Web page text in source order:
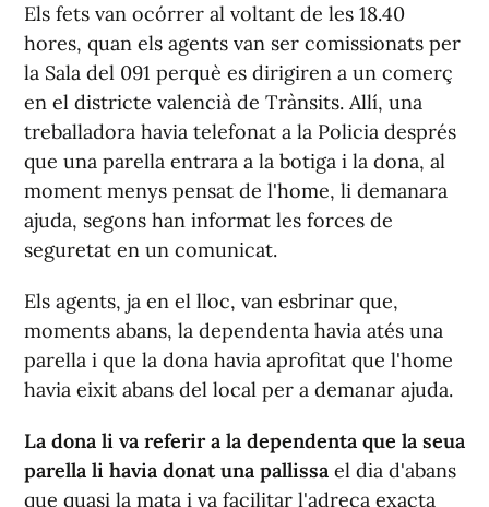
Els fets van ocórrer al voltant de les 18.40
hores, quan els agents van ser comissionats per
la Sala del 091 perquè es dirigiren a un comerç
en el districte valencià de Trànsits. Allí, una
treballadora havia telefonat a la Policia després
que una parella entrara a la botiga i la dona, al
moment menys pensat de l'home, li demanara
ajuda, segons han informat les forces de
seguretat en un comunicat.
Els agents, ja en el lloc, van esbrinar que,
moments abans, la dependenta havia atés una
parella i que la dona havia aprofitat que l'home
havia eixit abans del local per a demanar ajuda.
La dona li va referir a la dependenta que la seua
parella li havia donat una pallissa el dia d'abans
que quasi la mata i va facilitar l'adreça exacta